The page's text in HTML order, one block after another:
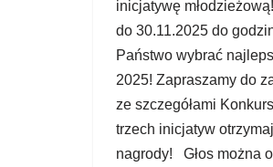
inicjatywę
do 30.11.2025 do
Państwo wybrać
2025! Zapraszamy do
ze szczegółami
trzech inicjatyw
nagrody! Głos można